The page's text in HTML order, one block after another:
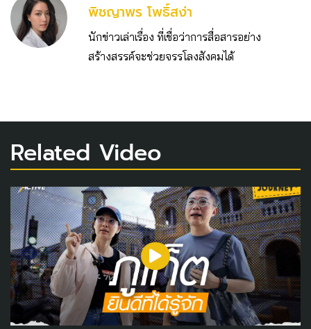
พิชญาพร โพธิ์สง่า
นักข่าวเล่าเรื่อง ที่เชื่อว่าการสื่อสารอย่าง
สร้างสรรค์จะช่วยจรรโลงสังคมได้
Related Video